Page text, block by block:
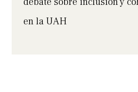
en la UAH